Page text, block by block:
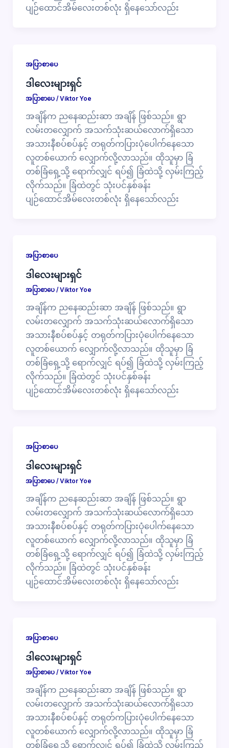
ပျဉ်ထောင်အိမ်လေးတစ်လုံး ရှိနေသော်လည်း
အပြာစာပေ
ဒါလေးများရှင်
အပြာစာပေ/ Viktor Yoe
အချိန်က ညနေဆည်းဆာ အချိန် ဖြစ်သည်။ ရွာ
လမ်းတလျှောက် အသက်သုံးဆယ်လောက်ရှိသော
အသားနီစပ်စပ်နှင့် တရုတ်ကပြားပုံပေါက်နေသော
လူတစ်ယောက် လျှောက်လို့လာသည်။ ထိုသူမှာ ခြံ
တစ်ခြံရှေ့သို့ ရောက်လျှင် ရပ်၍ ခြံထဲသို့ လှမ်းကြည့်
လိုက်သည်။ ခြံထဲတွင် သုံးပင်နှစ်ခန်း
ပျဉ်ထောင်အိမ်လေးတစ်လုံး ရှိနေသော်လည်း
အပြာစာပေ
ဒါလေးများရှင်
အပြာစာပေ/ Viktor Yoe
အချိန်က ညနေဆည်းဆာ အချိန် ဖြစ်သည်။ ရွာ
လမ်းတလျှောက် အသက်သုံးဆယ်လောက်ရှိသော
အသားနီစပ်စပ်နှင့် တရုတ်ကပြားပုံပေါက်နေသော
လူတစ်ယောက် လျှောက်လို့လာသည်။ ထိုသူမှာ ခြံ
တစ်ခြံရှေ့သို့ ရောက်လျှင် ရပ်၍ ခြံထဲသို့ လှမ်းကြည့်
လိုက်သည်။ ခြံထဲတွင် သုံးပင်နှစ်ခန်း
ပျဉ်ထောင်အိမ်လေးတစ်လုံး ရှိနေသော်လည်း
အပြာစာပေ
ဒါလေးများရှင်
အပြာစာပေ/ Viktor Yoe
အချိန်က ညနေဆည်းဆာ အချိန် ဖြစ်သည်။ ရွာ
လမ်းတလျှောက် အသက်သုံးဆယ်လောက်ရှိသော
အသားနီစပ်စပ်နှင့် တရုတ်ကပြားပုံပေါက်နေသော
လူတစ်ယောက် လျှောက်လို့လာသည်။ ထိုသူမှာ ခြံ
တစ်ခြံရှေ့သို့ ရောက်လျှင် ရပ်၍ ခြံထဲသို့ လှမ်းကြည့်
လိုက်သည်။ ခြံထဲတွင် သုံးပင်နှစ်ခန်း
ပျဉ်ထောင်အိမ်လေးတစ်လုံး ရှိနေသော်လည်း
အပြာစာပေ
ဒါလေးများရှင်
အပြာစာပေ/ Viktor Yoe
အချိန်က ညနေဆည်းဆာ အချိန် ဖြစ်သည်။ ရွာ
လမ်းတလျှောက် အသက်သုံးဆယ်လောက်ရှိသော
အသားနီစပ်စပ်နှင့် တရုတ်ကပြားပုံပေါက်နေသော
လူတစ်ယောက် လျှောက်လို့လာသည်။ ထိုသူမှာ ခြံ
တစ်ခြံရှေ့သို့ ရောက်လျှင် ရပ်၍ ခြံထဲသို့ လှမ်းကြည့်